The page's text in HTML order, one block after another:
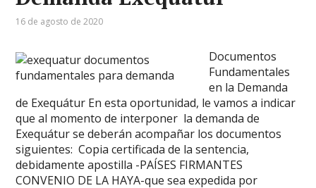
16 de agosto de 2020
Documentos
Fundamentales
en la Demanda
de Exequátur En esta oportunidad, le vamos a indicar
que al momento de interponer la demanda de
Exequátur se deberán acompañar los documentos
siguientes: Copia certificada de la sentencia,
debidamente apostilla -PAÍSES FIRMANTES
CONVENIO DE LA HAYA-que sea expedida por